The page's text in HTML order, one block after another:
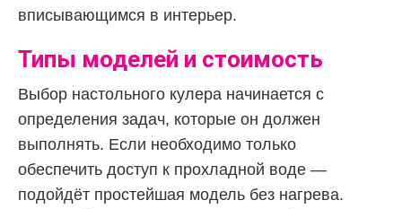
вписывающимся в интерьер.
Типы моделей и стоимость
Выбор настольного кулера начинается с
определения задач, которые он должен
выполнять. Если необходимо только
обеспечить доступ к прохладной воде —
подойдёт простейшая модель без нагрева.